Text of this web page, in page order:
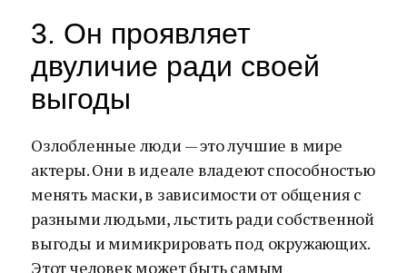
3. Он проявляет
двуличие ради своей
выгоды
Озлобленные люди — это лучшие в мире
актеры. Они в идеале владеют способностью
менять маски, в зависимости от общения с
разными людьми, льстить ради собственной
выгоды и мимикрировать под окружающих.
Этот человек может быть самым